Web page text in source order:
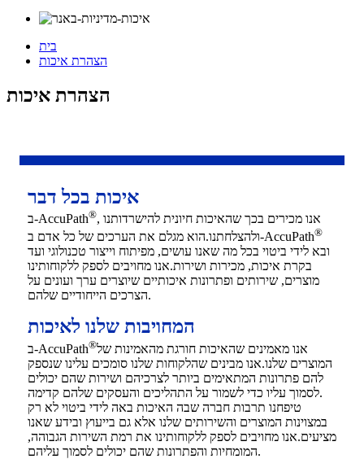
בית
הצהרת איכות
הצהרת איכות
איכות בכל דבר
ב-AccuPath®, אנו מכירים בכך שהאיכות חיונית להישרדותנו
ולהצלחתנו.הוא מגלם את הערכים של כל אדם ב-AccuPath®
ובא לידי ביטוי בכל מה שאנו עושים, מפיתוח וייצור טכנולוגי ועד
בקרת איכות, מכירות ושירות.אנו מחויבים לספק ללקוחותינו
מוצרים, שירותים ופתרונות איכותיים שיוצרים ערך ועונים על
הצרכים הייחודיים שלהם.
המחויבות שלנו לאיכות
ב-AccuPath®אנו מאמינים שהאיכות חורגת מהאמינות של
המוצרים שלנו.אנו מבינים שהלקוחות שלנו סומכים עלינו שנספק
להם פתרונות המתאימים ביותר לצרכיהם ושירות שהם יכולים
לסמוך עליו כדי לשמור על התהליכים והעסקים שלהם קדימה.
טיפחנו תרבות חברה שבה האיכות באה לידי ביטוי לא רק
במצוינות המוצרים והשירותים שלנו אלא גם בייעוץ ובידע שאנו
מציעים.אנו מחויבים לספק ללקוחותינו את רמת השירות הגבוהה,
המומחיות והפתרונות שהם יכולים לסמוך עליהם.